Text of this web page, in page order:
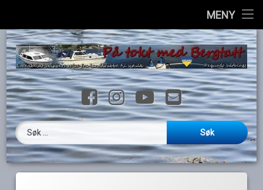
MENY
Info
Havner
Ressurser
Loggbok
Videoer
til
FacebookInstagramYouTube
E-post
Søk etter: